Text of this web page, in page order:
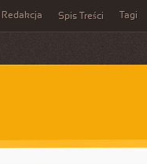
Redakcja Spis Treści Tagi